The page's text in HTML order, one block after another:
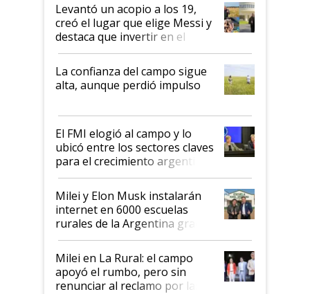
Levantó un acopio a los 19,
creó el lugar que elige Messi y
destaca que invertir en el
kirchnerismo era como "darle
plata a un hijo para droga":
Juan Félix Rossetti, el libertario
que de una dura crisis salió
de Milei
La confianza del campo sigue
alta, aunque perdió impulso
El FMI elogió al campo y lo
ubicó entre los sectores claves
para el crecimiento argentino
Milei y Elon Musk instalarán
internet en 6000 escuelas
rurales de la Argentina gracias
a un acuerdo con Starlink
Milei en La Rural: el campo
apoyó el rumbo, pero sin
renunciar al reclamo por las